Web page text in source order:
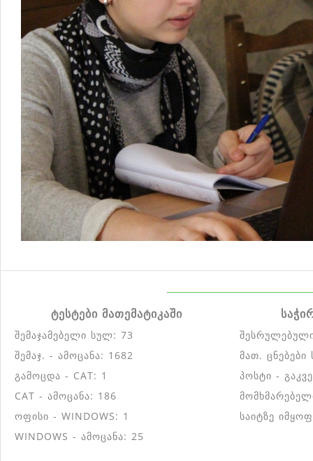
ტესტები მათემატიკაში
შემაჯამებელი სულ: 73
შემაჯ. - ამოცანა: 1682
გამოცდა - CAT: 1
CAT - ამოცანა: 186
ოფისი - WINDOWS: 1
WINDOWS - ამოცანა: 25
მათ.
პოსტი -
საიტზე